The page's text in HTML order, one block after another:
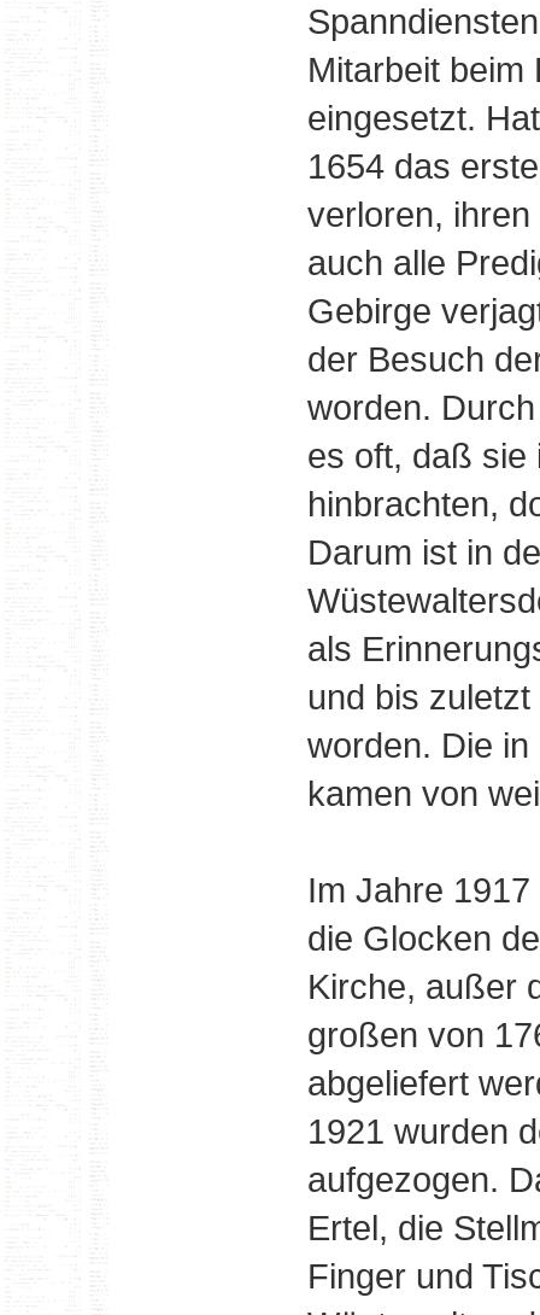
Mitarbeit beim
eingesetzt.
1654 das
verloren,
auch alle
Gebirge
der Besuch
worden.
es oft, daß sie
hinbrachten,
Darum ist in
als
und bis
worden. Die
kamen von
Im Jahre
die Glocken
Kirche, außer
großen von
abgeliefert
1921 wurden
aufgezogen.
Ertel, die
Finger und